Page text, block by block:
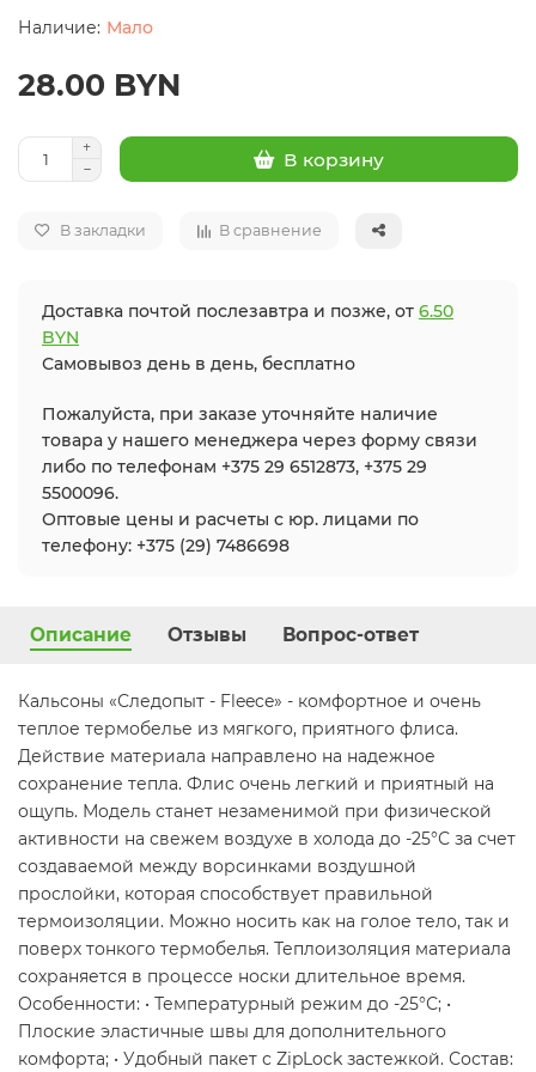
Мало
28.00 BYN
В корзину
В закладки В сравнение
Доставка почтой послезавтра и позже, от 6.50
BYN
Самовывоз день в день, бесплатно
Пожалуйста, при заказе уточняйте наличие
товара у нашего менеджера через форму связи
либо по телефонам +375 29 6512873, +375 29
5500096.
Оптовые цены и расчеты с юр. лицами по
телефону: +375 (29) 7486698
Описание Отзывы Вопрос-ответ
Кальсоны «Следопыт - Fleece» - комфортное и очень
теплое термобелье из мягкого, приятного флиса.
Действие материала направлено на надежное
сохранение тепла. Флис очень легкий и приятный на
ощупь. Модель станет незаменимой при физической
активности на свежем воздухе в холода до -25°С за счет
создаваемой между ворсинками воздушной
прослойки, которая способствует правильной
термоизоляции. Можно носить как на голое тело, так и
поверх тонкого термобелья. Теплоизоляция материала
сохраняется в процессе носки длительное время.
Особенности: • Температурный режим до -25°С; •
Плоские эластичные швы для дополнительного
комфорта; • Удобный пакет с ZipLock застежкой. Состав: